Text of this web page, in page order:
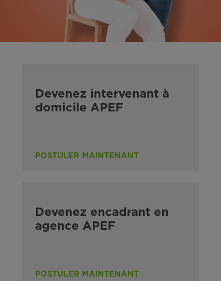
Devenez intervenant à
domicile APEF
POSTULER MAINTENANT
Devenez encadrant en
agence APEF
POSTULER MAINTENANT